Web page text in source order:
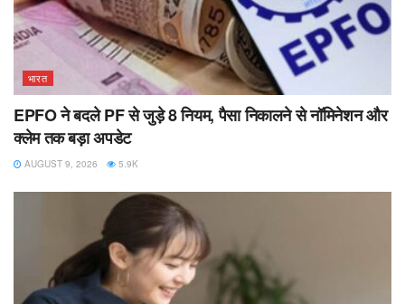
भारत
EPFO ने बदले PF से जुड़े 8 नियम, पैसा निकालने से नॉमिनेशन और
क्लेम तक बड़ा अपडेट
AUGUST 9, 2026 5.9K